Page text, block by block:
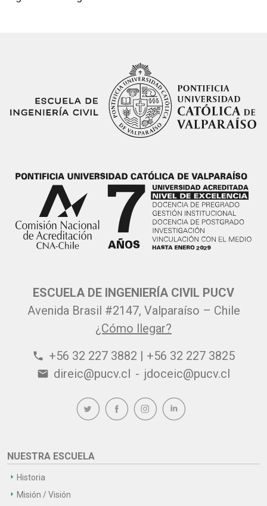
ESCUELA DE INGENIERÍA CIVIL PUCV
Avenida Brasil #2147, Valparaíso – Chile
¿Cómo llegar?
phone +56 32 227 3882 | +56 32 227 3825
email direic@pucv.cl - jdoceic@pucv.cl
NUESTRA ESCUELA
Historia
Misión / Visión